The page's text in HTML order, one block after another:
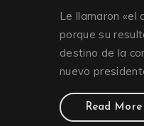
Le llamaron «el
porque su
destino de la
nuevo
Read More